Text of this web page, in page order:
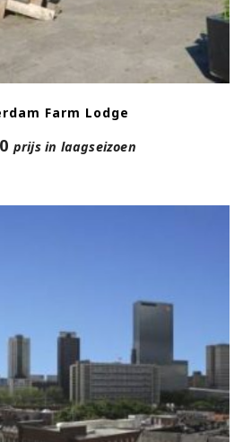
Farm Lodge
prijs in laagseizoen